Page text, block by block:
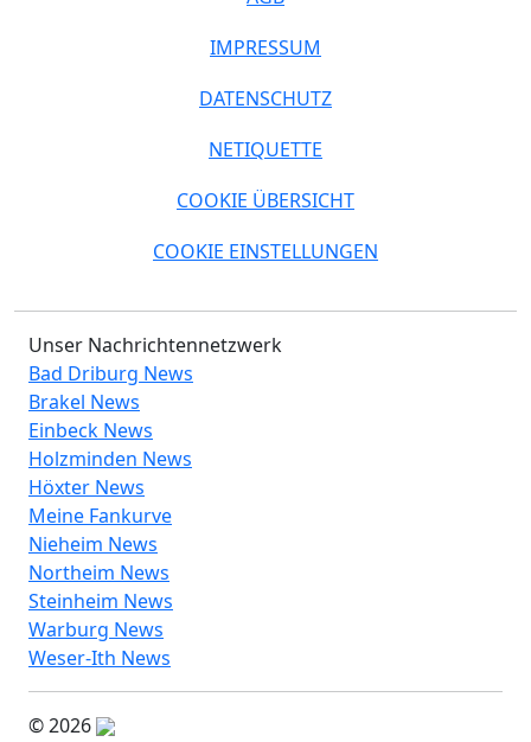
IMPRESSUM
DATENSCHUTZ
NETIQUETTE
COOKIE ÜBERSICHT
COOKIE EINSTELLUNGEN
Unser Nachrichtennetzwerk
Bad Driburg News
Brakel News
Einbeck News
Holzminden News
Höxter News
Meine Fankurve
Nieheim News
Northeim News
Steinheim News
Warburg News
Weser-Ith News
© 2026